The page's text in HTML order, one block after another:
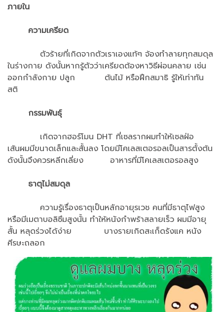
ภายใน
ความเครียด
ตัวร้ายที่เกิดจากตัวเราเองแท้ๆ จ้องทำลายทุกสมดุล
ในร่างกาย ดังนั้นหากรู้ตัวว่าเครียดต้องหาวิธีผ่อนคลาย เช่น
ออกกำลังกาย ปลูก ต้นไม้ หรือฝึกสมาธิ รู้ให้เท่าทัน
สติ
กรรมพันธุ์
เกิดจากฮอร์โมน DHT ที่เซลรากผมทำให้เซลฝ่อ
เส้นผมมีขนาดเล็กและสั้นลง โดยมีโคเลสเตอรอลเป็นสารตั้งต้น
ดังนั้นจึงควรหลีกเลี่ยง อาหารที่มีโคเลสเตอรอลสูง
ธาตุไม่สมดุล
ความรู้เรื่องธาตุเป็นหลักอายุรเวช คนที่มีธาตุไฟสูง
หรือมีเมตาบอลิซึมสูงนั้น ทำให้หนังกำพร้าสลายเร็ว ผมมีอายุ
สั้น หลุดร่วงได้ง่าย บางรายเกิดสะเก็ดรังแค หนัง
ศีรษะถลอก